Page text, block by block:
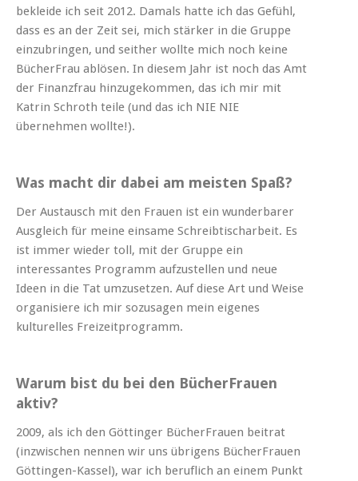
bekleide ich seit 2012. Damals hatte ich das Gefühl,
dass es an der Zeit sei, mich stärker in die Gruppe
einzubringen, und seither wollte mich noch keine
BücherFrau ablösen. In diesem Jahr ist noch das Amt
der Finanzfrau hinzugekommen, das ich mir mit
Katrin Schroth teile (und das ich NIE NIE
übernehmen wollte!).
Was macht dir dabei am meisten Spaß?
Der Austausch mit den Frauen ist ein wunderbarer
Ausgleich für meine einsame Schreibtischarbeit. Es
ist immer wieder toll, mit der Gruppe ein
interessantes Programm aufzustellen und neue
Ideen in die Tat umzusetzen. Auf diese Art und Weise
organisiere ich mir sozusagen mein eigenes
kulturelles Freizeitprogramm.
Warum bist du bei den BücherFrauen
aktiv?
2009, als ich den Göttinger BücherFrauen beitrat
(inzwischen nennen wir uns übrigens BücherFrauen
Göttingen-Kassel), war ich beruflich an einem Punkt